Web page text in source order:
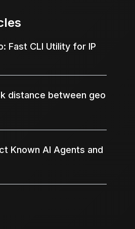
Fast CLI Utility for IP
distance between geo
Known AI Agents and